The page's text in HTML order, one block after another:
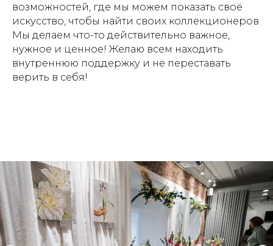
возможностей, где мы можем показать своё
искусство, чтобы найти своих коллекционеров.
Мы делаем что-то действительно важное,
нужное и ценное! Желаю всем находить
внутреннюю поддержку и не переставать
верить в себя!